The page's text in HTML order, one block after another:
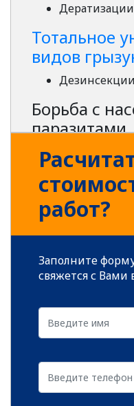
Тотальное
видов
Борьба с
паразитами.
Услуги нашей
актуальны не
Современные
объекты на всех
нуждаются в
же часто. Нет
а
самой высокой
Среди
оказаться:
читать
работ?
Заполните
свяжется с